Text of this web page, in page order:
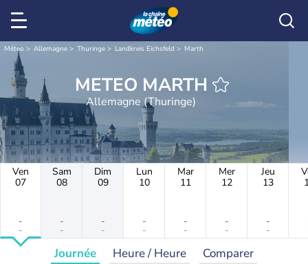
Météo Allemagne Thuringe Landkreis Eichsfeld Marth
METEO MARTH
Allemagne (Thuringe)
Ven
07
-
-
Sam
08
-
-
Dim
09
-
-
Lun
10
-
-
Mar
11
-
-
Mer
12
-
-
Jeu
13
-
-
Journée Heure / Heure Comparer